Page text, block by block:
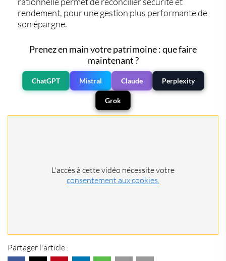
rendement, pour une gestion plus performante de
son épargne.
Prenez en main votre patrimoine : que faire
maintenant ?
ChatGPT Mistral Claude Perplexity
Grok
L'accès à cette vidéo nécessite votre
consentement aux cookies.
Partager l'article :